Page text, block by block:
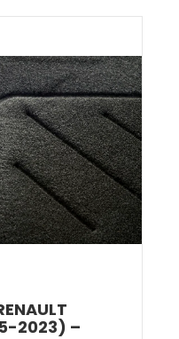
2023) –